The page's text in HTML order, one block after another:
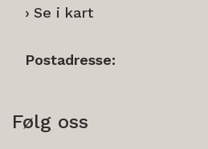
Se i kart
Postadresse:
Følg oss